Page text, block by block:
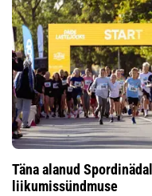
Täna alanud
liikumissündmuse